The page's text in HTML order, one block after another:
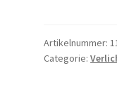
wit)
aantal
Artikelnummer:
Categorie: